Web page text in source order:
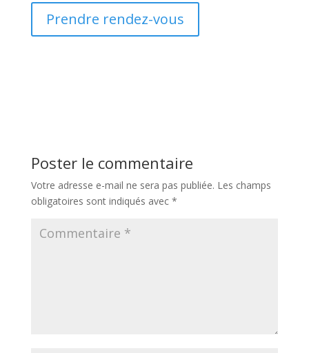
Prendre rendez-vous
Poster le commentaire
Votre adresse e-mail ne sera pas publiée. Les champs
obligatoires sont indiqués avec *